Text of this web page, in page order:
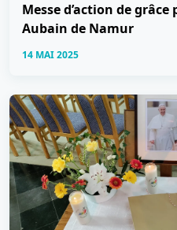
Messe d’action de
Aubain de Namur
14 MAI 2025